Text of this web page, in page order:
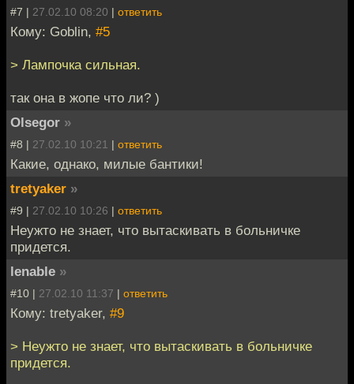
#7 | 27.02.10 08:20 | ответить
Кому: Goblin, #5
> Лампочка сильная.
так она в жопе что ли? )
Olsegor »
#8 | 27.02.10 10:21 | ответить
Какие, однако, милые бантики!
tretyaker »
#9 | 27.02.10 10:26 | ответить
Неужто не знает, что вытаскивать в больничке
придется.
lenable »
#10 | 27.02.10 11:37 | ответить
Кому: tretyaker, #9
> Неужто не знает, что вытаскивать в больничке
придется.